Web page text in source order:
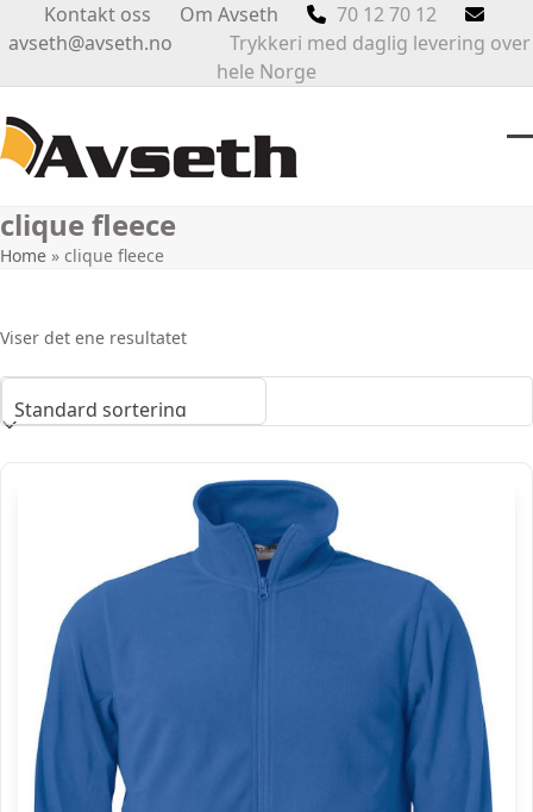
to
Kontakt oss Om Avseth
70 12 70 12
avseth@avseth.no Trykkeri med daglig levering over
hele Norge
clique fleece
Home » clique fleece
Viser det ene resultatet